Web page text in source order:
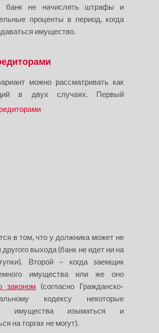
банк не начислять штрафы и
проценты в период, когда
имущество.
можно рассматривать как
в двух случаях. Первый
в том, что у должника может не
другого выхода (банк не идет ни на
Второй – когда заемщик
имущества или же оно
законом (согласно Гражданско-
кодексу некоторые
имущества изыматься и
на торгах не могут).